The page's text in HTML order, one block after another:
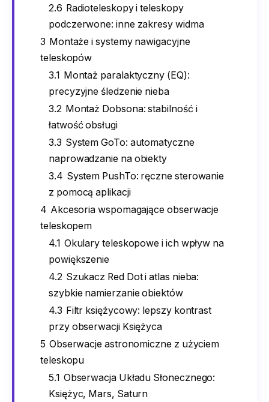
2.6 Radioteleskopy i teleskopy
podczerwone: inne zakresy widma
3 Montaże i systemy nawigacyjne
teleskopów
3.1
Montaż paralaktyczny (EQ):
precyzyjne śledzenie nieba
3.2 Montaż Dobsona: stabilność i
łatwość obsługi
3.3 System GoTo: automatyczne
naprowadzanie na obiekty
3.4 System PushTo: ręczne sterowanie
z pomocą aplikacji
4 Akcesoria wspomagające obserwacje
teleskopem
4.1 Okulary teleskopowe i ich wpływ na
powiększenie
4.2 Szukacz Red Dot i atlas nieba:
szybkie namierzanie obiektów
4.3 Filtr księżycowy: lepszy kontrast
przy obserwacji Księżyca
5 Obserwacje astronomiczne z użyciem
teleskopu
5.1 Obserwacja Układu Słonecznego:
Księżyc, Mars, Saturn